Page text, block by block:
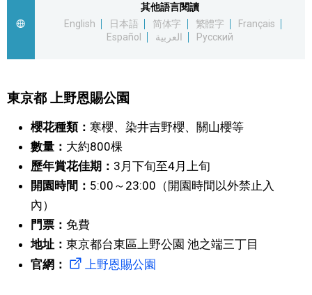
社會
財經
文化
科學技術
生活
運動
娛樂
其他語言閱讀
English
日本語 简体字 繁體字
Français
Español
العربية Русский
東京都 上野恩賜公園
櫻花種類： 寒櫻、染井吉野櫻、關山櫻等
數量： 大約800棵
歷年賞花佳期： 3月下旬至4月上旬
開園時間： 5:00～23:00（開園時間以外禁止入
內）
門票： 免費
地址： 東京都台東區上野公園 池之端三丁目
官網：
上野恩賜公園